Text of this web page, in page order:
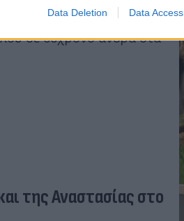
Data Deletion Data Access
σε 66χρονο άνδρα στα
της Αναστασίας στο